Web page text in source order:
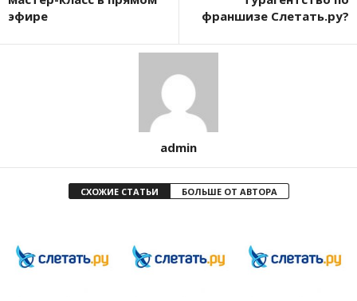
эфире
франшизе Слетать.ру?
admin
СХОЖИЕ СТАТЬИ БОЛЬШЕ ОТ АВТОРА